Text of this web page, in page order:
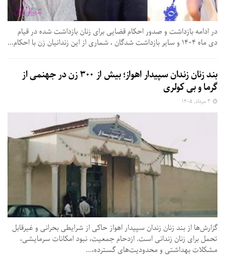
در ادامه بازداشت و صدور احکام قضایی برای زنان بازداشت شده در قیام
دی ماه ۱۴۰۴ و سایر بازداشت شدگان ، شماری از این زندانیان زن با احکام...
بند زنان زندان سپیدار اهواز؛ بیش از ۳۰۰ زن در جهنمی از
گرما و بی‌ کولری
گزارش‌ها از بند زنان زندان سپیدار اهواز حاکی از شرایطی بحرانی و غیرقابل
تحمل برای زنان زندانی است. ازدحام جمعیت، نبود امکانات سرمایشی،
مشکلات بهداشتی و محدودیت‌های گسترده،...